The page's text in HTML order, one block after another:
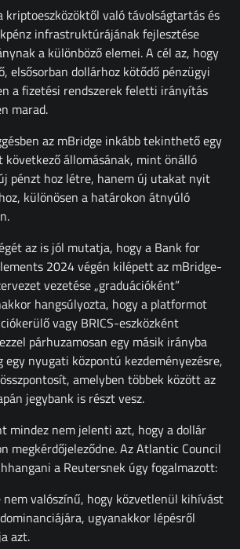
kriptoeszközöktől való távolságtartás és
infrastruktúrájának fejlesztése
a különböző elemei. A cél az, hogy
elsősorban dollárhoz kötődő pénzügyi
a fizetési rendszerek feletti irányítás
marad.
az mBridge inkább tekinthető egy
következő állomásának, mint önálló
pénzt hoz létre, hanem új utakat nyit
különösen a határokon átnyúló
az is jól mutatja, hogy a Bank for
2024 végén kilépett az mBridge-
vezetése „graduációként”
hangsúlyozta, hogy a platformot
vagy BRICS-eszközként
párhuzamosan egy másik irányba
nyugati központú kezdeményezésre,
amelyben többek között az
jegybank is részt vesz.
mindez nem jelenti azt, hogy a dollár
megkérdőjeleződne. Az Atlantic Council
a Reutersnek úgy fogalmazott:
valószínű, hogy közvetlenül kihívást
ugyanakkor lépésről
azt.